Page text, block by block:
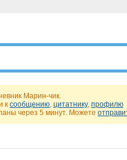
Марин-чик.
к сообщению, цитатнику, профилю
через 5 минут. Можете